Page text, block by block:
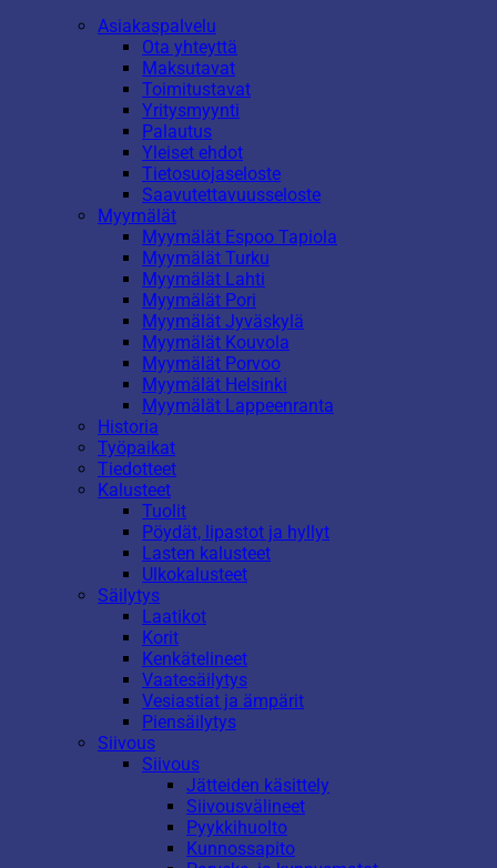
Asiakaspalvelu
Ota yhteyttä
Maksutavat
Toimitustavat
Yritysmyynti
Palautus
Yleiset ehdot
Tietosuojaseloste
Saavutettavuusseloste
Myymälät
Myymälät Espoo Tapiola
Myymälät Turku
Myymälät Lahti
Myymälät Pori
Myymälät Jyväskylä
Myymälät Kouvola
Myymälät Porvoo
Myymälät Helsinki
Myymälät Lappeenranta
Historia
Työpaikat
Tiedotteet
Kalusteet
Tuolit
Pöydät, lipastot ja hyllyt
Lasten kalusteet
Ulkokalusteet
Säilytys
Laatikot
Korit
Kenkätelineet
Vaatesäilytys
Vesiastiat ja ämpärit
Piensäilytys
Siivous
Siivous
Jätteiden käsittely
Siivousvälineet
Pyykkihuolto
Kunnossapito